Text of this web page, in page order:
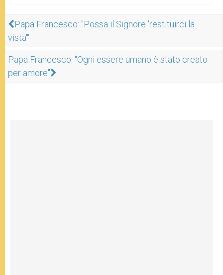
Papa Francesco: "Possa il Signore 'restituirci la
vista'"
Papa Francesco: "Ogni essere umano è stato creato
per amore"